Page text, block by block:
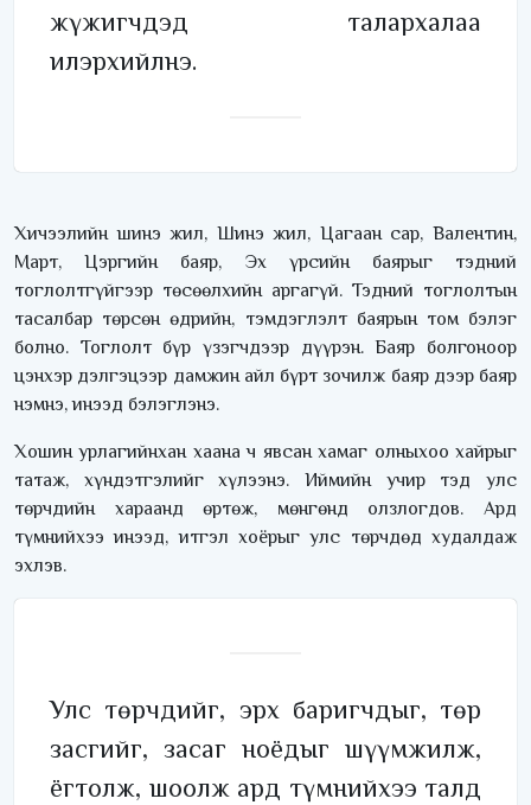
жүжигчдэд талархалаа
илэрхийлнэ.
Хичээлийн шинэ жил, Шинэ жил, Цагаан сар, Валентин,
Март, Цэргийн баяр, Эх үрсийн баярыг тэдний
тоглолтгүйгээр төсөөлхийн аргагүй. Тэдний тоглолтын
тасалбар төрсөн өдрийн, тэмдэглэлт баярын том бэлэг
болно. Тоглолт бүр үзэгчдээр дүүрэн. Баяр болгоноор
цэнхэр дэлгэцээр дамжин айл бүрт зочилж баяр дээр баяр
нэмнэ, инээд бэлэглэнэ.
Хошин урлагийнхан хаана ч явсан хамаг олныхоо хайрыг
татаж, хүндэтгэлийг хүлээнэ. Иймийн учир тэд улс
төрчдийн хараанд өртөж, мөнгөнд олзлогдов. Ард
түмнийхээ инээд, итгэл хоёрыг улс төрчдөд худалдаж
эхлэв.
Улс төрчдийг, эрх баригчдыг, төр
засгийг, засаг ноёдыг шүүмжилж,
ёгтолж, шоолж ард түмнийхээ талд